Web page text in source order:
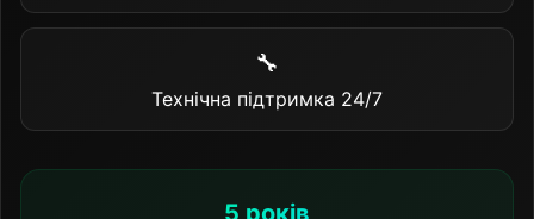
🔧
Технічна підтримка 24/7
5 років